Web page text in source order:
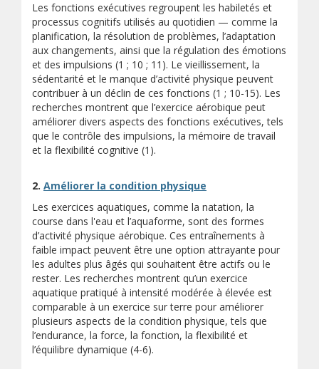
Les fonctions exécutives regroupent les habiletés et
processus cognitifs utilisés au quotidien — comme la
planification, la résolution de problèmes, l’adaptation
aux changements, ainsi que la régulation des émotions
et des impulsions (1 ; 10 ; 11). Le vieillissement, la
sédentarité et le manque d’activité physique peuvent
contribuer à un déclin de ces fonctions (1 ; 10-15). Les
recherches montrent que l’exercice aérobique peut
améliorer divers aspects des fonctions exécutives, tels
que le contrôle des impulsions, la mémoire de travail
et la flexibilité cognitive (1).
2. Améliorer la condition physique
Les exercices aquatiques, comme la natation, la
course dans l'eau et l’aquaforme, sont des formes
d’activité physique aérobique. Ces entraînements à
faible impact peuvent être une option attrayante pour
les adultes plus âgés qui souhaitent être actifs ou le
rester. Les recherches montrent qu’un exercice
aquatique pratiqué à intensité modérée à élevée est
comparable à un exercice sur terre pour améliorer
plusieurs aspects de la condition physique, tels que
l’endurance, la force, la fonction, la flexibilité et
l’équilibre dynamique (4-6).